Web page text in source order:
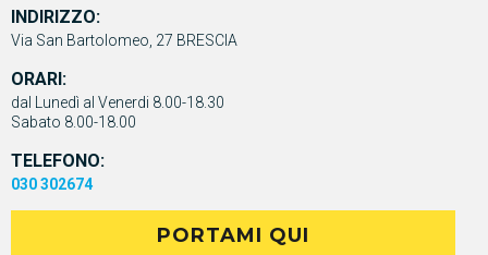
INDIRIZZO:
Via San Bartolomeo, 27 BRESCIA
ORARI:
dal Lunedì al Venerdi 8.00-18.30
Sabato 8.00-18.00
TELEFONO:
030 302674
PORTAMI QUI